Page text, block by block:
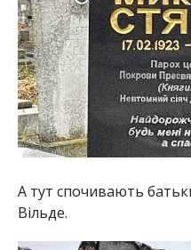
А тут спочивають
Вільде.